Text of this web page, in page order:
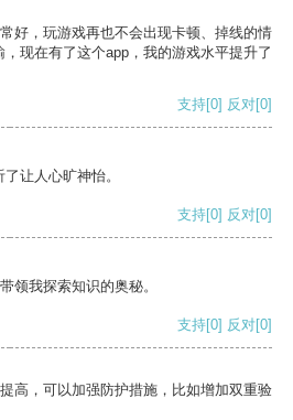
好，玩游戏再也不会出现卡顿、掉线的情
现在有了这个app，我的游戏水平提升了
支持[0] 反对[0]
让人心旷神怡。
支持[0] 反对[0]
领我探索知识的奥秘。
支持[0] 反对[0]
高，可以加强防护措施，比如增加双重验